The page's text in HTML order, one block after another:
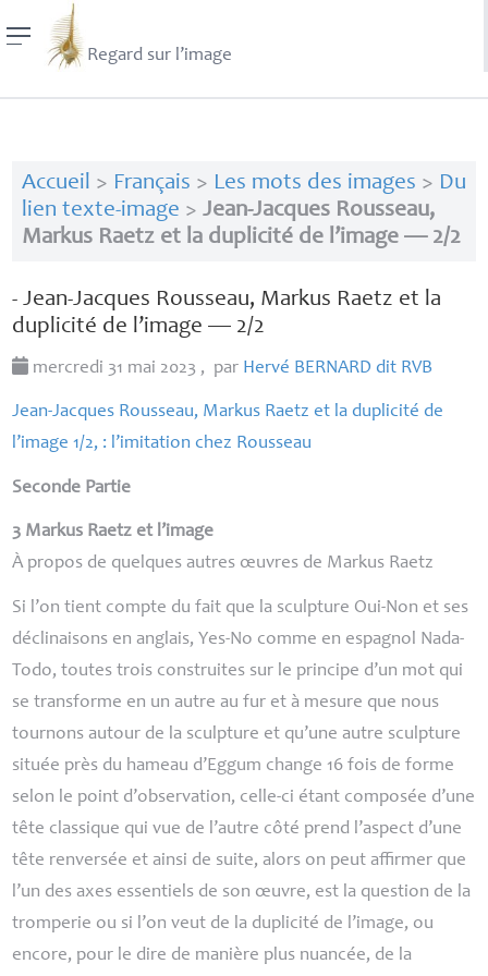
Regard sur l’image
Accueil > Français > Les mots des images > Du
lien texte-image > Jean-Jacques Rousseau,
Markus Raetz et la duplicité de l’image — 2/2
- Jean-Jacques Rousseau, Markus Raetz et la
duplicité de l’image — 2/2
mercredi 31 mai 2023 , par Hervé BERNARD dit RVB
Jean-Jacques Rousseau, Markus Raetz et la duplicité de
l’image 1/2, : l’imitation chez Rousseau
Seconde Partie
3 Markus Raetz et l’image
À propos de quelques autres œuvres de Markus Raetz
Si l’on tient compte du fait que la sculpture Oui-Non et ses
déclinaisons en anglais, Yes-No comme en espagnol Nada-
Todo, toutes trois construites sur le principe d’un mot qui
se transforme en un autre au fur et à mesure que nous
tournons autour de la sculpture et qu’une autre sculpture
située près du hameau d’Eggum change 16 fois de forme
selon le point d’observation, celle-ci étant composée d’une
tête classique qui vue de l’autre côté prend l’aspect d’une
tête renversée et ainsi de suite, alors on peut affirmer que
l’un des axes essentiels de son œuvre, est la question de la
tromperie ou si l’on veut de la duplicité de l’image, ou
encore, pour le dire de manière plus nuancée, de la